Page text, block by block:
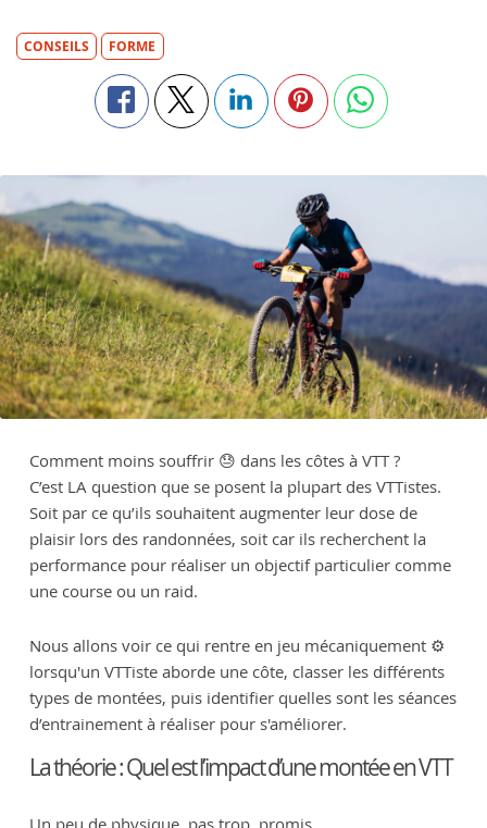
CONSEILS FORME
Comment moins souffrir 😓 dans les côtes à VTT ?
C’est LA question que se posent la plupart des VTTistes.
Soit par ce qu’ils souhaitent augmenter leur dose de
plaisir lors des randonnées, soit car ils recherchent la
performance pour réaliser un objectif particulier comme
une course ou un raid.
Nous allons voir ce qui rentre en jeu mécaniquement ⚙️
lorsqu'un VTTiste aborde une côte, classer les différents
types de montées, puis identifier quelles sont les séances
d’entrainement à réaliser pour s'améliorer.
La théorie : Quel est l’impact d’une montée en VTT
Un peu de physique, pas trop, promis.